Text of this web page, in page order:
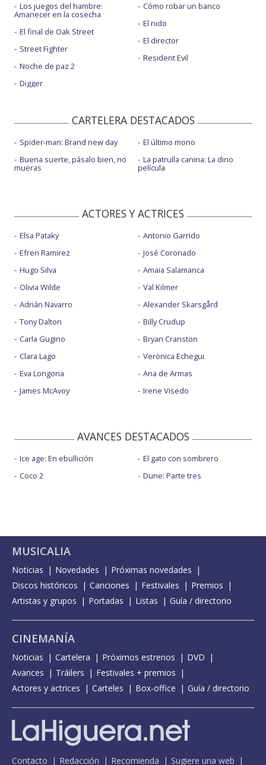
Los juegos del hambre:
Amanecer en la cosecha
El final de Oak Street
Street Fighter
Noche de paz 2
Digger
Cómo robar un banco
El nido
El director
Resident Evil
CARTELERA DESTACADOS
Spider-man: Brand new day
Buena suerte, pásalo bien, no
mueras
El último mono
La patrulla canina: La dino
película
ACTORES Y ACTRICES
Elsa Pataky
Efren Ramirez
Hugo Silva
Olivia Wilde
Adrián Navarro
Tony Dalton
Carla Gugino
Clara Lago
Eva Longoria
James McAvoy
Antonio Garrido
José Coronado
Amaia Salamanca
Val Kilmer
Alexander Skarsgård
Billy Crudup
Bryan Cranston
Verónica Echegui
Ana de Armas
Irene Visedo
AVANCES DESTACADOS
Ice age: En ebullición
Coco 2
El gato con sombrero
Dune: Parte tres
MUSICALIA
Noticias Novedades
Próximas novedades
Discos históricos
Canciones Festivales
Premios
Artistas y grupos
Portadas Listas Guía / directorio
CINEMANÍA
Noticias Cartelera Próximos estrenos
DVD
Avances
Tráilers
Festivales + premios
Actores y actrices
Carteles Box-office Guía / directorio
Contacto Redacción Recomienda Sugiere una web